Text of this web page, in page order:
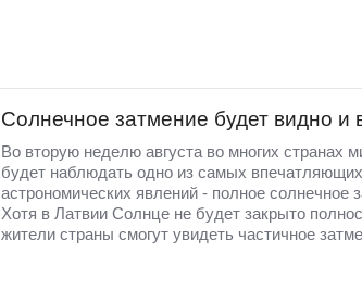
Солнечное затмение будет видно и
Во вторую неделю августа во многих странах
будет наблюдать одно из самых впечатляющих
астрономических явлений - полное солнечное
Хотя в Латвии Солнце не будет закрыто
жители страны смогут увидеть частичное